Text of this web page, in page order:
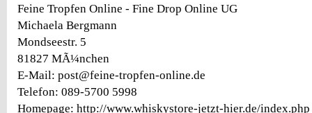
Feine Tropfen Online - Fine Drop Online UG
Michaela Bergmann
Mondseestr. 5
81827 MÃ¼nchen
E-Mail: post@feine-tropfen-online.de
Telefon: 089-5700 5998
Homepage: http://www.whiskystore-jetzt-hier.de/index.php